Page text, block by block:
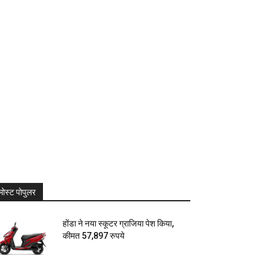
पोपुलर
होंडा ने नया स्कूटर ग्राजिया पेश किया,
कीमत 57,897 रुपये